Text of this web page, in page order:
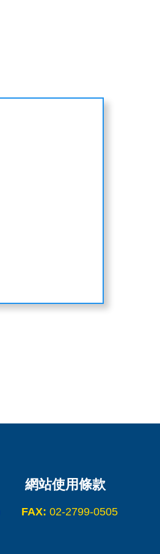
網站使用條款
FAX: 02-2799-0505